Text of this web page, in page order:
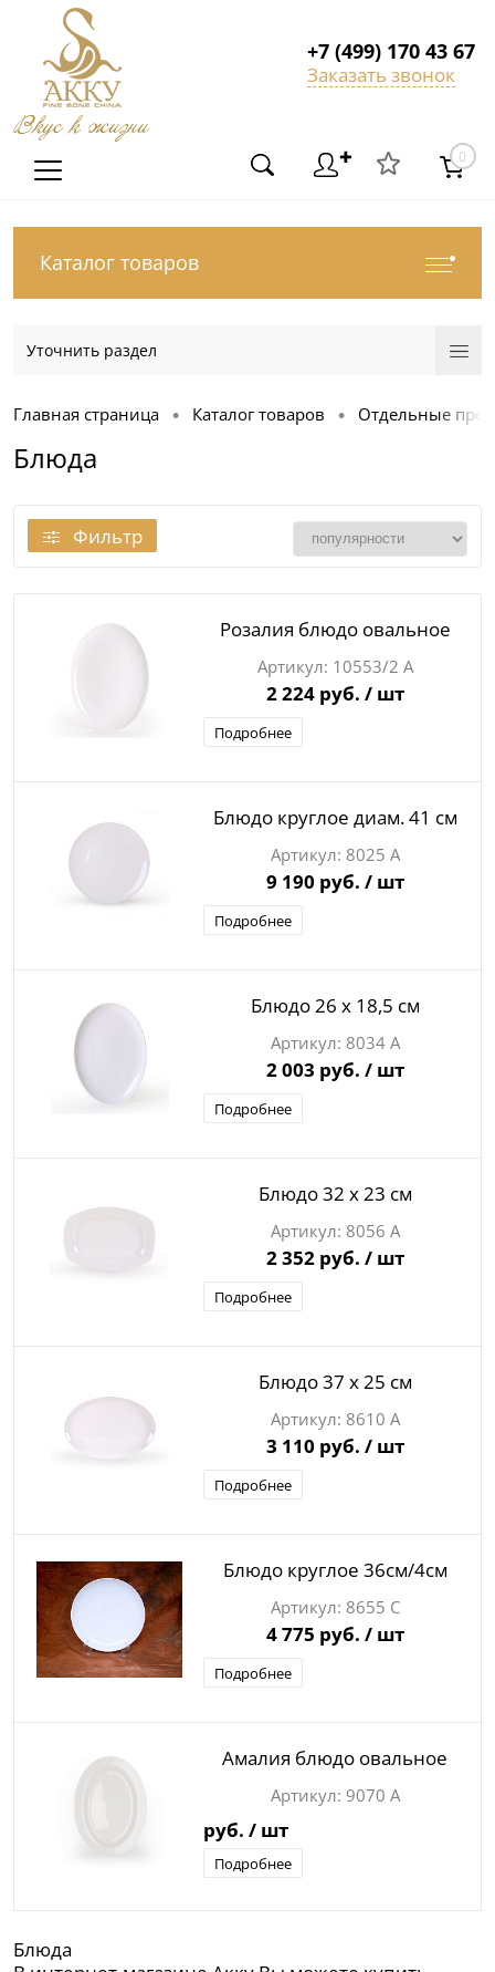
Вкус к жизни
+7 (499) 170 43 67
Заказать звонок
✚ 0
Каталог товаров
Уточнить раздел
Главная страница • Каталог товаров • Отдельные
Блюда
Фильтр
Розалия блюдо овальное
10553/2 А
2 224 руб. / шт
Подробнее
Блюдо круглое диам. 41 см
8025 А
9 190 руб. / шт
Подробнее
Блюдо 26 х 18,5 см
8034 А
2 003 руб. / шт
Подробнее
Блюдо 32 х 23 см
8056 А
2 352 руб. / шт
Подробнее
Блюдо 37 х 25 см
8610 А
3 110 руб. / шт
Подробнее
Блюдо круглое 36см/4см
8655 С
4 775 руб. / шт
Подробнее
Амалия блюдо овальное
9070 А
руб. / шт
Подробнее
Блюда